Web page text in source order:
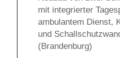
mit integrierter
ambulantem Dienst,
und
(Brandenburg)